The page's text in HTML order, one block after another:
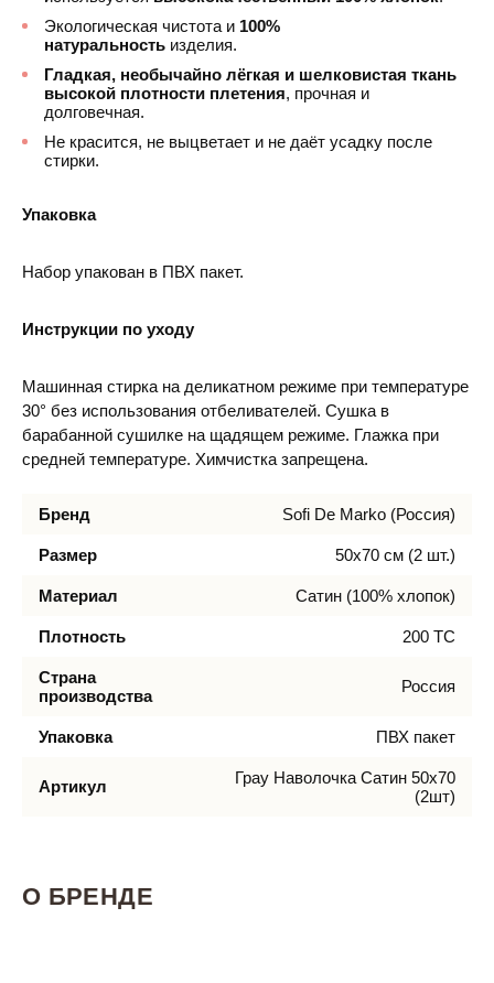
Экологическая чистота и 100%
натуральность изделия.
Гладкая, необычайно лёгкая и шелковистая ткань
высокой плотности плетения, прочная и
долговечная.
Не красится, не выцветает и не даёт усадку после
стирки.
Упаковка
Набор упакован в ПВХ пакет.
Инструкции по уходу
Машинная стирка на деликатном режиме при температуре
30° без использования отбеливателей. Сушка в
барабанной сушилке на щадящем режиме. Глажка при
средней температуре. Химчистка запрещена.
Бренд Sofi De Marko (Россия)
Размер 50х70 см (2 шт.)
Материал Сатин (100% хлопок)
Плотность 200 ТС
Страна
производства
Россия
Упаковка ПВХ пакет
Артикул
Грау Наволочка Сатин 50х70
(2шт)
О БРЕНДЕ